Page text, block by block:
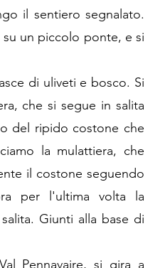
il sentiero segnalato.
un piccolo ponte, e si
di uliveti e bosco. Si
che si segue in salita
del ripido costone che
la mulattiera, che
il costone seguendo
per l'ultima volta la
Giunti alla base di
Pennavaire, si gira a